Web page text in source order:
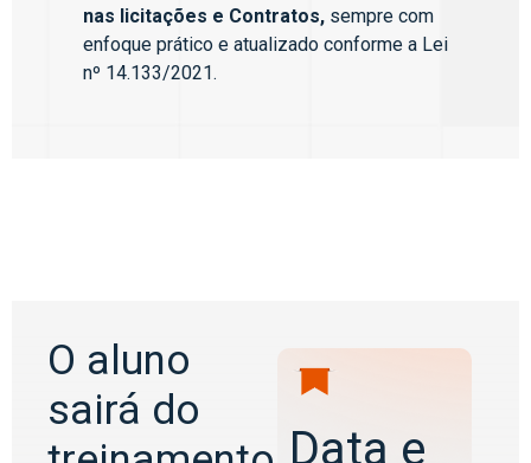
nas licitações e Contratos, sempre com
enfoque prático e atualizado conforme a Lei
nº 14.133/2021.
O aluno
sairá do
Data e